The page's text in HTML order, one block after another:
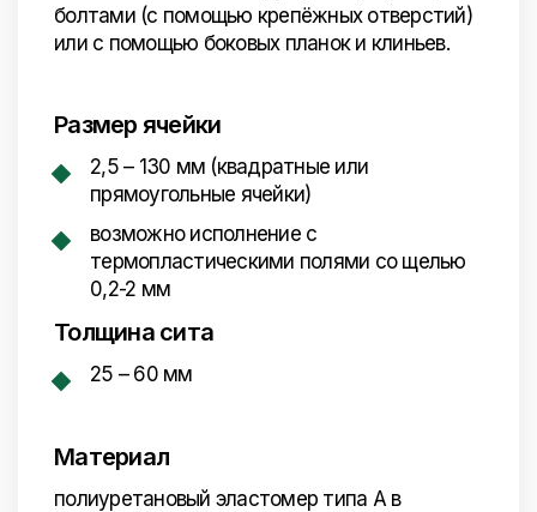
болтами (с помощью крепёжных отверстий)
или с помощью боковых планок и клиньев.
Размер ячейки
2,5 – 130 мм (квадратные или
прямоугольные ячейки)
возможно исполнение с
термопластическими полями со щелью
0,2-2 мм
Толщина сита
25 – 60 мм
Материал
полиуретановый эластомер типа А в